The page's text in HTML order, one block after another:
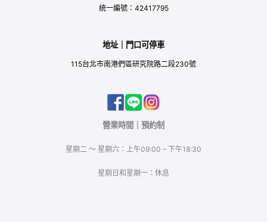
統一編號：42417795
地址｜門口可停車
115台北市南港們區研究院路二段230號
營業時間｜預約制
星期二 ～ 星期六：上午09:00 – 下午18:30
星期日和星期一：休息